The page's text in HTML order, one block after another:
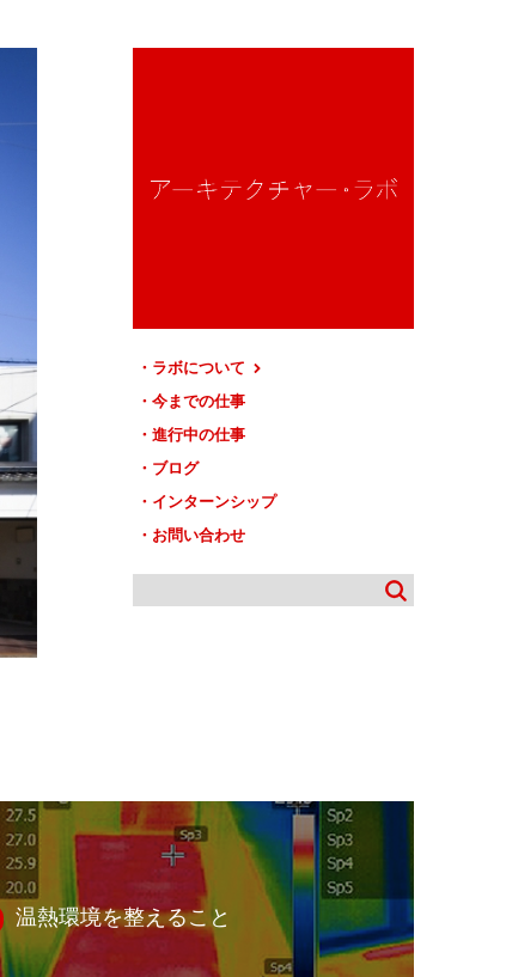
ラボについて
今までの仕事
進行中の仕事
ブログ
インターンシップ
お問い合わせ
温熱環境を整えること